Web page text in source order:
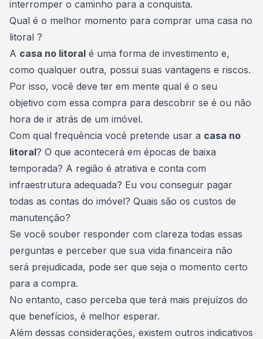
interromper o caminho para a conquista.
Qual é o melhor momento para comprar uma casa no
litoral ?
A casa no litoral é uma forma de investimento e,
como qualquer outra, possui suas vantagens e riscos.
Por isso, você deve ter em mente qual é o seu
objetivo com essa compra para descobrir se é ou não
hora de ir atrás de um imóvel.
Com qual frequência você pretende usar a casa no
litoral? O que acontecerá em épocas de baixa
temporada? A região é atrativa e conta com
infraestrutura adequada? Eu vou conseguir pagar
todas as contas do imóvel? Quais são os custos de
manutenção?
Se você souber responder com clareza todas essas
perguntas e perceber que sua vida financeira não
será prejudicada, pode ser que seja o momento certo
para a compra.
No entanto, caso perceba que terá mais prejuízos do
que benefícios, é melhor esperar.
Além dessas considerações, existem outros indicativos